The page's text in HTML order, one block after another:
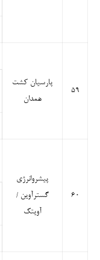
۵۹
پارسیان کشت
همدان
۶۰
پیشروانرژی
گسترآوین /
آویتک